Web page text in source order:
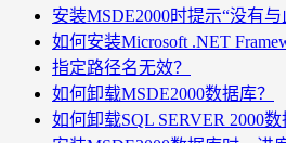
安装MSDE2000时提示“没有
如何安装Microsoft .NET
指定路径名无效？
如何卸载MSDE2000数据库？
如何卸载SQL SERVER 2000数